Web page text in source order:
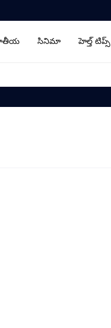
సినిమా హెల్త్ టిప్స్